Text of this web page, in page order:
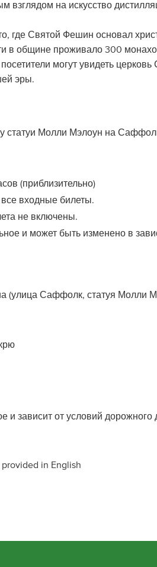
взглядом на искусство
где Святой Фешин основал
в общине проживало 300
могут увидеть
эры.
статуи Молли Мэлоун на
(приблизительно)
входные билеты.
не включены.
и может быть изменено в
(улица Саффолк, статуя Молли
и зависит от условий дорожного
in English